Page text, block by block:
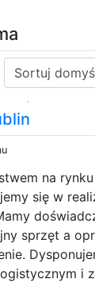
Sortuj:
na
się w
sprzęt a
i